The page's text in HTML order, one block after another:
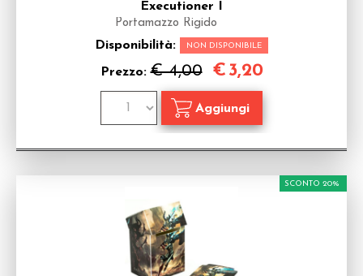
Executioner I
Portamazzo Rigido
Disponibilità: NON DISPONIBILE
Prezzo:€ 4,00 € 3,20
SCONTO 20%